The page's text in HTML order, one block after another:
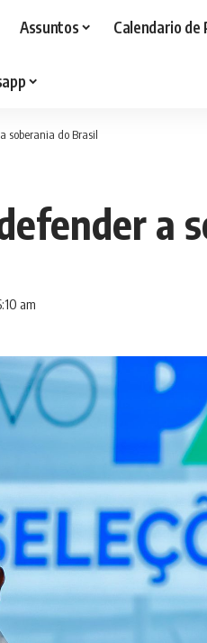
Assuntos Calendario de
soberania do Brasil
a
am